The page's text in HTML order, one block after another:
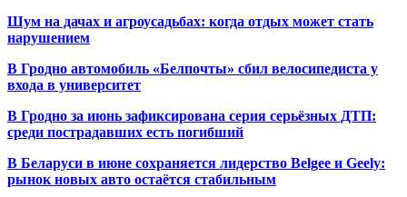
Шум на дачах и агроусадьбах: когда отдых может стать
нарушением
В Гродно автомобиль «Белпочты» сбил велосипедиста у
входа в университет
В Гродно за июнь зафиксирована серия серьёзных ДТП:
среди пострадавших есть погибший
В Беларуси в июне сохраняется лидерство Belgee и Geely:
рынок новых авто остаётся стабильным